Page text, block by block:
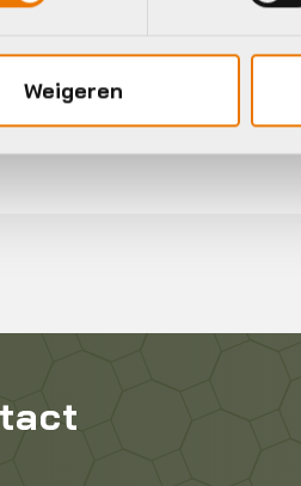
Weigeren
personeel